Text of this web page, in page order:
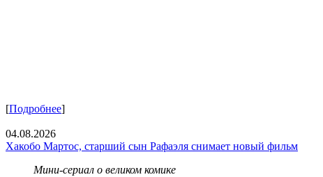
[Подробнее]
04.08.2026
Хакобо Мартос, старший сын Рафаэля снимает новый фильм
Мини-сериал о великом комике